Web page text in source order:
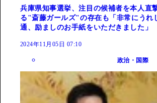
兵庫県知事選挙、注目の候補者を本人
る"斎藤ガールズ"の存在も「非常にうれ
通、励ましのお手紙をいただきました」
2024年11月05日 07:10
政治・国際